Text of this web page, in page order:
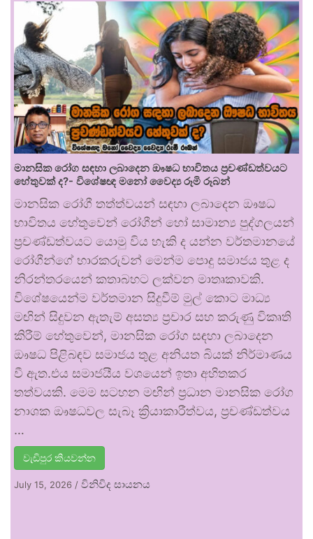
මානසික රෝග සඳහා ලබාදෙන ඖෂධ භාවිතය ප්‍රචණ්ඩත්වයට
හේතුවක් ද?- විශේෂඥ මනෝ වෛද්‍ය රූමි රූබන්
මානසික රෝගී තත්ත්වයන් සඳහා ලබාදෙන ඖෂධ
භාවිතය හේතුවෙන් රෝගීන් හෝ සාමාන්‍ය පුද්ගලයන්
ප්‍රචණ්ඩත්වයට යොමු විය හැකි ද යන්න වර්තමානයේ
රෝගීන්ගේ භාරකරුවන් මෙන්ම පොදු සමාජය තුළ ද
නිරන්තරයෙන් කතාබහට ලක්වන මාතෘකාවකි.
විශේෂයෙන්ම වර්තමාන සිදුවීම් මුල් කොට මාධ්‍ය
මඟින් සිදුවන ඇතැම් අසත්‍ය ප්‍රචාර සහ කරුණු විකෘති
කිරීම් හේතුවෙන්, මානසික රෝග සඳහා ලබාදෙන
ඖෂධ පිළිබඳව සමාජය තුළ අනියත බියක් නිර්මාණය
වී ඇත.එය සමාජයීය වශයෙන් ඉතා අහිතකර
තත්වයකි. මෙම සටහන මඟින් ප්‍රධාන මානසික රෝග
නාශක ඖෂධවල සැබෑ ක්‍රියාකාරීත්වය, ප්‍රචණ්ඩත්වය
…
වැඩිපුර කියවන්න
July 15, 2026 / විනිවිද සායනය